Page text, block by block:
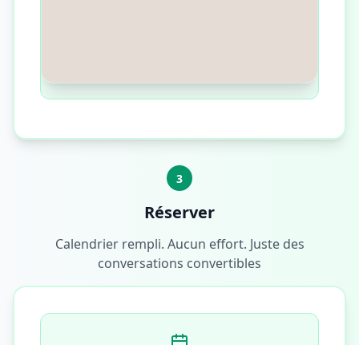
3
Réserver
Calendrier rempli. Aucun effort. Juste des
conversations convertibles